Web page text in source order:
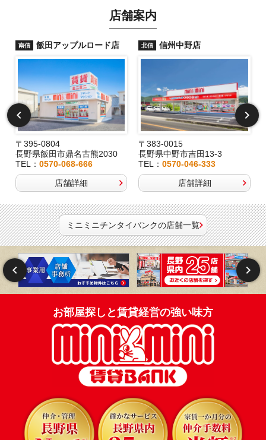
店舗案内
南信 飯田アップルロード店
〒395-0804
長野県飯田市鼎名古熊2030
TEL：0570-068-666
店舗詳細
北信 信州中野店
〒383-0015
長野県中野市吉田13-3
TEL：0570-046-333
店舗詳細
ミニミニチンタイバンクの店舗一覧
お部屋探しと賃貸経営の強い味方